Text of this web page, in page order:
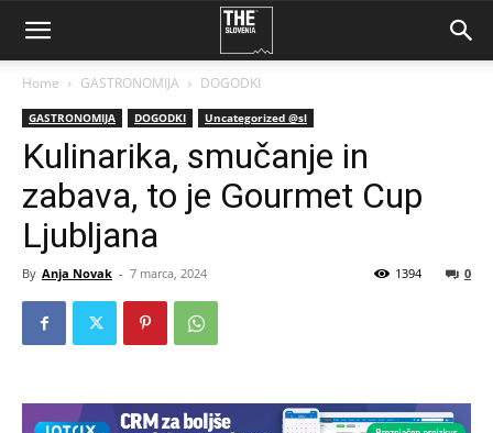
Home GASTRONOMIJA DOGODKI
GASTRONOMIJA DOGODKI Uncategorized @sl
Kulinarika, smučanje in
zabava, to je Gourmet Cup
Ljubljana
By Anja Novak - 7 marca, 2024 0
1394